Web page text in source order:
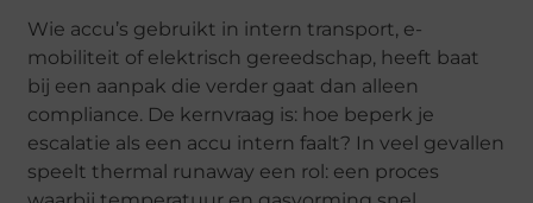
Wie accu’s gebruikt in intern transport, e-
mobiliteit of elektrisch gereedschap, heeft baat
bij een aanpak die verder gaat dan alleen
compliance. De kernvraag is: hoe beperk je
escalatie als een accu intern faalt? In veel gevallen
speelt thermal runaway een rol: een proces